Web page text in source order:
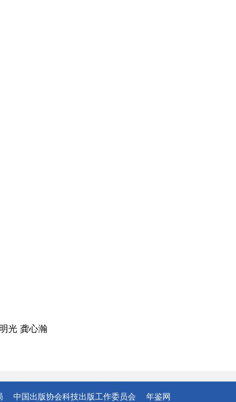
龚心瀚
中国出版协会科技出版工作委员会 年鉴网